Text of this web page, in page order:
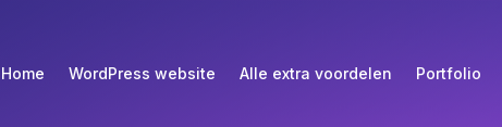
Home WordPress website Alle extra voordelen Portfolio